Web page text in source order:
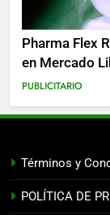
Pharma Flex
en Mercado
PUBLICITARIO
Términos y
POLÍTICA DE